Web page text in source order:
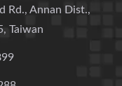
Rd., Annan Dist.,
Taiwan